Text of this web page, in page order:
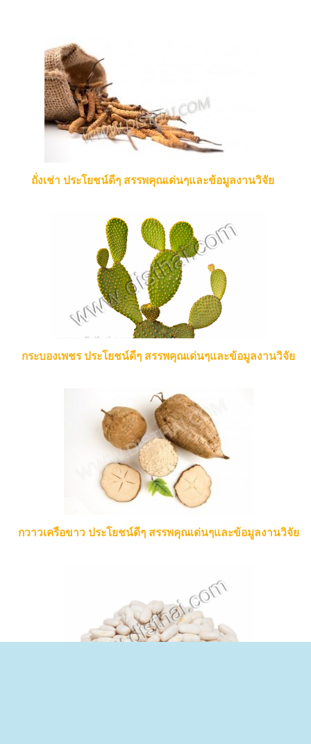
ถั่งเช่า ประโยชน์ดีๆ สรรพคุณเด่นๆและข้อมูลงานวิจัย
กระบองเพชร ประโยชน์ดีๆ สรรพคุณเด่นๆและข้อมูลงานวิจัย
กวาวเครือขาว ประโยชน์ดีๆ สรรพคุณเด่นๆและข้อมูลงานวิจัย